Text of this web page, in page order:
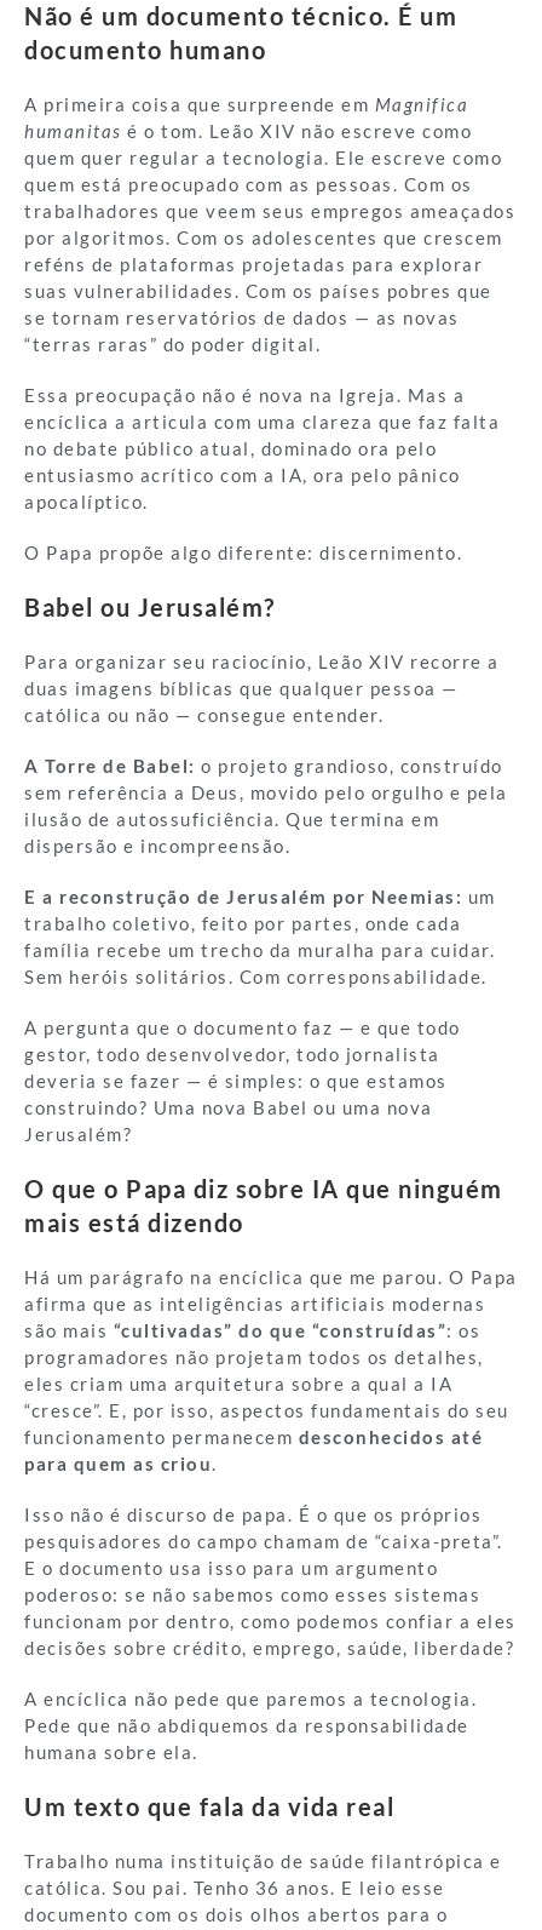
Não é um documento técnico. É um
documento humano
A primeira coisa que surpreende em Magnifica
humanitas é o tom. Leão XIV não escreve como
quem quer regular a tecnologia. Ele escreve como
quem está preocupado com as pessoas. Com os
trabalhadores que veem seus empregos ameaçados
por algoritmos. Com os adolescentes que crescem
reféns de plataformas projetadas para explorar
suas vulnerabilidades. Com os países pobres que
se tornam reservatórios de dados — as novas
“terras raras” do poder digital.
Essa preocupação não é nova na Igreja. Mas a
encíclica a articula com uma clareza que faz falta
no debate público atual, dominado ora pelo
entusiasmo acrítico com a IA, ora pelo pânico
apocalíptico.
O Papa propõe algo diferente: discernimento.
Babel ou Jerusalém?
Para organizar seu raciocínio, Leão XIV recorre a
duas imagens bíblicas que qualquer pessoa —
católica ou não — consegue entender.
A Torre de Babel: o projeto grandioso, construído
sem referência a Deus, movido pelo orgulho e pela
ilusão de autossuficiência. Que termina em
dispersão e incompreensão.
E a reconstrução de Jerusalém por Neemias: um
trabalho coletivo, feito por partes, onde cada
família recebe um trecho da muralha para cuidar.
Sem heróis solitários. Com corresponsabilidade.
A pergunta que o documento faz — e que todo
gestor, todo desenvolvedor, todo jornalista
deveria se fazer — é simples: o que estamos
construindo? Uma nova Babel ou uma nova
Jerusalém?
O que o Papa diz sobre IA que ninguém
mais está dizendo
Há um parágrafo na encíclica que me parou. O Papa
afirma que as inteligências artificiais modernas
são mais “cultivadas” do que “construídas”: os
programadores não projetam todos os detalhes,
eles criam uma arquitetura sobre a qual a IA
“cresce”. E, por isso, aspectos fundamentais do seu
funcionamento permanecem desconhecidos até
para quem as criou.
Isso não é discurso de papa. É o que os próprios
pesquisadores do campo chamam de “caixa-preta”.
E o documento usa isso para um argumento
poderoso: se não sabemos como esses sistemas
funcionam por dentro, como podemos confiar a eles
decisões sobre crédito, emprego, saúde, liberdade?
A encíclica não pede que paremos a tecnologia.
Pede que não abdiquemos da responsabilidade
humana sobre ela.
Um texto que fala da vida real
Trabalho numa instituição de saúde filantrópica e
católica. Sou pai. Tenho 36 anos. E leio esse
documento com os dois olhos abertos para o